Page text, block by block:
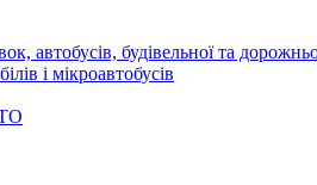
автобусів, будівельної та
і мікроавтобусів